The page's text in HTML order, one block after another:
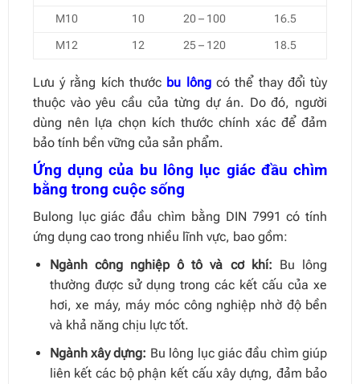
M10
10 20 – 100
16.5
M12
12 25 – 120 18.5
Lưu ý rằng kích thước bu lôngcó thể thay đổi tùy
thuộc vào yêu cầu của từng dự án. Do đó, người
dùng nên lựa chọn kích thước chính xác để đảm
bảo tính bền vững của sản phẩm.
Ứng dụng của bu lông lục giác đầu chìm
bằng trong cuộc sống
Bulong lục giác đầu chìm bằng DIN 7991 có tính
ứng dụng cao trong nhiều lĩnh vực, bao gồm:
Ngành công nghiệp ô tô và cơ khí: Bu lông
thường được sử dụng trong các kết cấu của xe
hơi, xe máy, máy móc công nghiệp nhờ độ bền
và khả năng chịu lực tốt.
Ngành xây dựng: Bu lông lục giác đầu chìm giúp
liên kết các bộ phận kết cấu xây dựng, đảm bảo